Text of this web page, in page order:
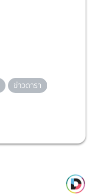
ข่าวดารา